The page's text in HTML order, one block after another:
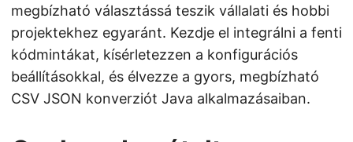
megbízható választássá teszik vállalati és hobbi
projektekhez egyaránt. Kezdje el integrálni a fenti
kódmintákat, kísérletezzen a konfigurációs
beállításokkal, és élvezze a gyors, megbízható
CSV JSON konverziót Java alkalmazásaiban.